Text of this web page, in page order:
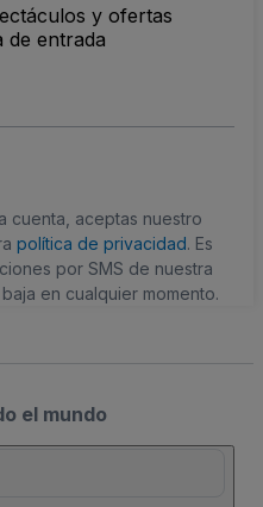
y ofertas
de entrada
cuenta, aceptas nuestro
política de privacidad. Es
por SMS de nuestra
en cualquier momento.
el mundo